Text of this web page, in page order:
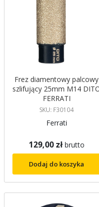
Frez diamentowy palcowy
szlifujący 25mm M14
FERRATI
SKU: F30104
Ferrati
129,00 zł brutto
Dodaj do koszyka